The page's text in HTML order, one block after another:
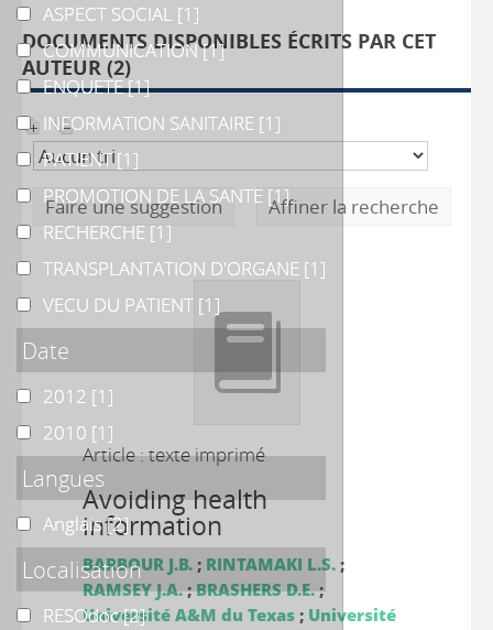
DOCUMENTS DISPONIBLES ÉCRITS PAR CET
AUTEUR (2)
Faire une suggestion Affiner la recherche
Article : texte imprimé
Avoiding health
information
BARBOUR J.B.; RINTAMAKI L.S.;
RAMSEY J.A.;BRASHERS D.E.;
Université A&M du Texas; Université
ASPECT SOCIAL
ASPECT SOCIAL [1]
COMMUNICATION
COMMUNICATION[1]
ENQUETE
ENQUETE[1]
INFORMATION SANITAIRE
INFORMATION SANITAIRE [1]
PATIENT
PATIENT[1]
PROMOTION DE LA SANTE
PROMOTION DE LA SANTE [1]
RECHERCHE
RECHERCHE [1]
TRANSPLANTATION D'ORGANE
TRANSPLANTATION D'ORGANE [1]
VECU DU PATIENT
VECU DU PATIENT [1]
Date
20122012 [1]
20102010 [1]
Langues
Anglais
Anglais[2]
Localisation
RESOdoc
RESOdoc[2]